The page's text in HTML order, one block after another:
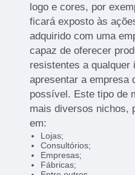
logo e cores, por
ficará exposto às
adquirido com uma
capaz de oferecer
resistentes a qualquer
apresentar a empresa
possível. Este tipo de
mais diversos nichos,
em:
Lojas;
Consultórios;
Empresas;
Fábricas;